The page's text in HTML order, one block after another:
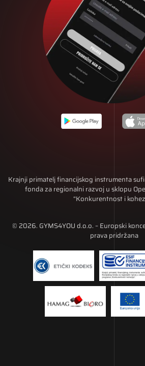
Krajnji primatelj financijskog instrumenta
fonda za regionalni razvoj u sklopu
“Konkurentnost i
© 2026. GYMS4YOU d.o.o. – Europski
prava pridržana